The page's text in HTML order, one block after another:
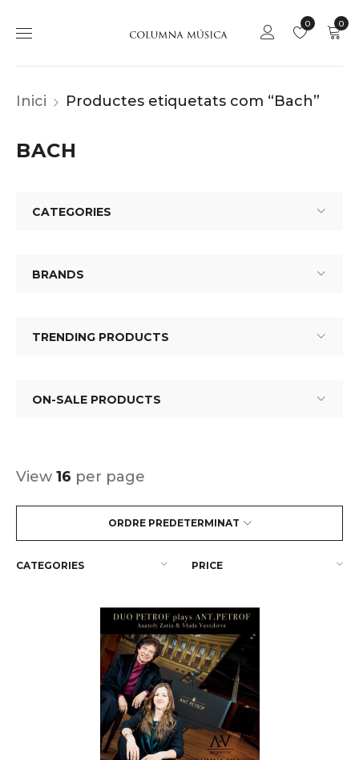
0
0
Inici Productes etiquetats com “Bach”
BACH
CATEGORIES
BRANDS
TRENDING PRODUCTS
ON-SALE PRODUCTS
ORDRE PREDETERMINAT
View 16 per page
CATEGORIES PRICE